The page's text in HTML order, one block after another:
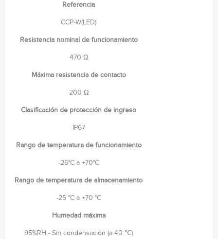
Referencia
CCP-W(LED)
Resistencia nominal de funcionamiento
470 Ω
Máxima resistencia de contacto
200 Ω
Clasificación de protección de ingreso
IP67
Rango de temperatura de funcionamiento
-25°C a +70°C
Rango de temperatura de almacenamiento
-25 °C a +70 °C
Humedad máxima
95%RH - Sin condensación (a 40 ℃)